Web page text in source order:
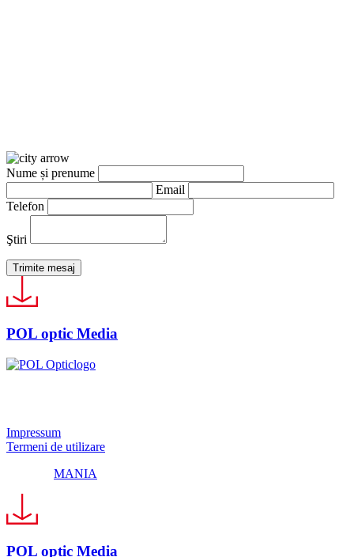
Nume și prenume
Email
Telefon
Ştiri
Trimite mesaj
POL optic Media
Impressum
Termeni de utilizare
MANIA
POL optic Media